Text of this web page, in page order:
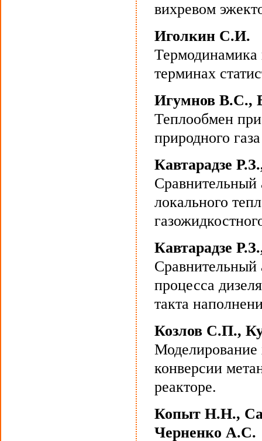
вихревом
Иголкин С.И.
Термодинамика
терминах
Игумнов В.С.,
Теплообмен
природного
Кавтарадзе
Сравнительный
локального
Кавтарадзе
Сравнительный
процесса
такта
Козлов С.П.,
конверсии
реакторе.
Копыт Н.Н.,
Черненко А.С.